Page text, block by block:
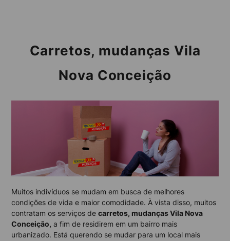
Carretos, mudanças Vila
Nova Conceição
Muitos indivíduos se mudam em busca de melhores
condições de vida e maior comodidade. À vista disso, muitos
contratam os serviços decarretos, mudanças Vila Nova
Conceição, a fim de residirem em um bairro mais
urbanizado. Está querendo se mudar para um local mais